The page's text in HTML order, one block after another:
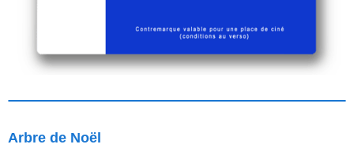
Arbre de Noël